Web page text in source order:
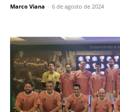
Marco Viana - 6 de agosto de 2024